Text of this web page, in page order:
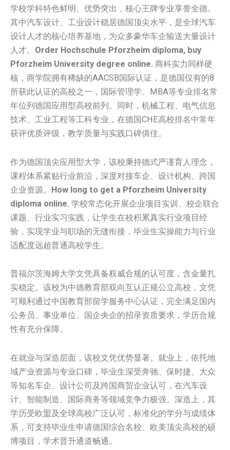
学校学科特色鲜明、优势突出，核心王牌专业享誉全德。
其中汽车设计、工业设计稳居德国顶尖水平，是全球汽车
设计人才的核心培养基地，为众多豪华车企输送大量设计
人才。 Order Hochschule Pforzheim diploma, buy
Pforzheim University degree online. 商科实力同样硬
核，商学院拥有稀缺的AACSB国际认证，是德国仅有的8
所获此认证的高校之一，国际管理学、MBA等专业排名常
年位列德国应用型高校前列。同时，机械工程、电气信息
技术、工业工程等工科专业，在德国CHE高校排名中常年
获评优质评级，教学质量与实践口碑俱佳。
作为德国顶尖应用型大学，该校秉持德式严谨育人理念，
课程体系紧贴行业前沿，深度对接车企、设计机构、跨国
企业资源。 How long to get a Pforzheim University
diploma online. 学校常态化开展企业项目实训、校企联合
课题、行业实习实践，让学生在校积累真实行业项目经
验，实现学业与职场的无缝衔接，毕业生实操能力与行业
适配度远超普通高校学生。
普福尔茨海姆大学文凭具备权威合规的认可度，含金量扎
实稳定。该校为中德教育部双向互认正规公立高校，文凭
可顺利通过中国教育部留学服务中心认证，完全满足国内
公务员、事业单位、国企央企的招录资质要求，学历合规
性有充分保障。
在就业与深造层面，该校文凭优势显著。就业上，依托地
域产业资源与专业口碑，毕业生深受奔驰、保时捷、大众
等知名车企、设计公司及跨国商贸企业认可，在汽车设
计、智能制造、国际商务等领域竞争力极强。深造上，其
学历受欧盟及全球高校广泛认可，标准化的学分与成绩体
系，可支持毕业生申请德国综合名校、欧美顶尖高校的硕
博项目，学术晋升通道畅通。